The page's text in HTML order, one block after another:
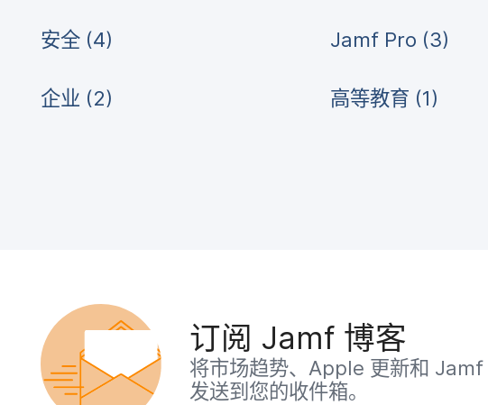
安全 (4) Jamf Pro (3)
企业 (2) 高​等​教育 (1)
订阅 Jamf 博客
将​市场​趋势、 Apple 更新​和 Jamf
发送​到​您​的​收件​箱。